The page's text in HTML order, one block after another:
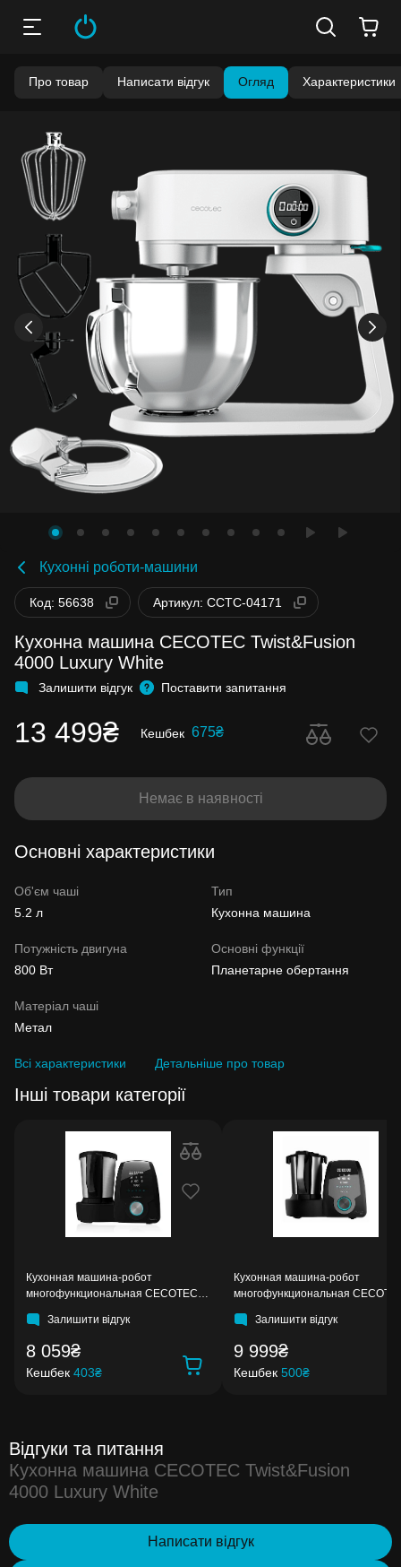
Про товар Написати відгук Огляд Характеристики
‹ ›
Кухонні роботи-машини
Код: 56638 Артикул: CCTC-04171
Кухонна машина CECOTEC Twist&Fusion
4000 Luxury White
Залишити відгук Поставити запитання
13 499₴ Кешбек 675₴
Баланс можна перевірити у особистому кабінеті в розділі
«Мої бонуси».
Накопиченими бонусами можна сплатити до 99% вартості
наступної покупки:
Немає в наявності
Основні характеристики
Об'єм чаші
5.2 л
Тип
Кухонна машина
Потужність двигуна
800 Вт
Основні функції
Планетарне обертання
Матеріал чаші
Метал
Всі характеристики Детальніше про товар
Інші товари категорії
Кухонная машина-робот
многофункциональная CECOTEC
Залишити відгук
8 059₴
Кешбек 403₴
Кухонная машина-робот
многофункциональная
Залишити відгук
9 999₴
Кешбек 500₴
Відгуки та питання
Кухонна машина CECOTEC Twist&Fusion
4000 Luxury White
Написати відгук